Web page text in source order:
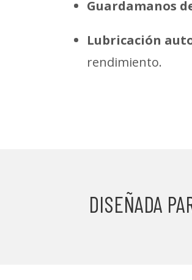
Guardamanos
Lubricación
rendimiento.
DISEÑADA